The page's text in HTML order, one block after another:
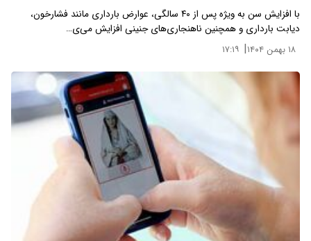
با افزایش سن به ویژه پس از ۴۰ سالگی، عوارض بارداری مانند فشارخون،
دیابت بارداری و همچنین ناهنجاری‌های جنینی افزایش می‌ی…
۱۸ بهمن ۱۴۰۴ | ۱۷:۱۹